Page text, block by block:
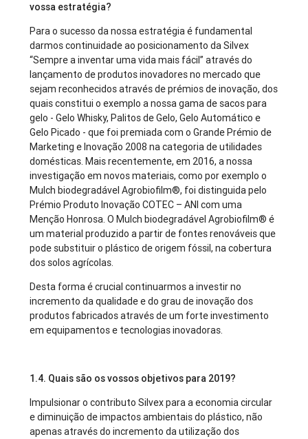
vossa estratégia?
Para o sucesso da nossa estratégia é fundamental
darmos continuidade ao posicionamento da Silvex
“Sempre a inventar uma vida mais fácil” através do
lançamento de produtos inovadores no mercado que
sejam reconhecidos através de prémios de inovação, dos
quais constitui o exemplo a nossa gama de sacos para
gelo - Gelo Whisky, Palitos de Gelo, Gelo Automático e
Gelo Picado - que foi premiada com o Grande Prémio de
Marketing e Inovação 2008 na categoria de utilidades
domésticas. Mais recentemente, em 2016, a nossa
investigação em novos materiais, como por exemplo o
Mulch biodegradável Agrobiofilm®, foi distinguida pelo
Prémio Produto Inovação COTEC – ANI com uma
Menção Honrosa. O Mulch biodegradável Agrobiofilm® é
um material produzido a partir de fontes renováveis que
pode substituir o plástico de origem fóssil, na cobertura
dos solos agrícolas.
Desta forma é crucial continuarmos a investir no
incremento da qualidade e do grau de inovação dos
produtos fabricados através de um forte investimento
em equipamentos e tecnologias inovadoras.
1.4. Quais são os vossos objetivos para 2019?
Impulsionar o contributo Silvex para a economia circular
e diminuição de impactos ambientais do plástico, não
apenas através do incremento da utilização dos